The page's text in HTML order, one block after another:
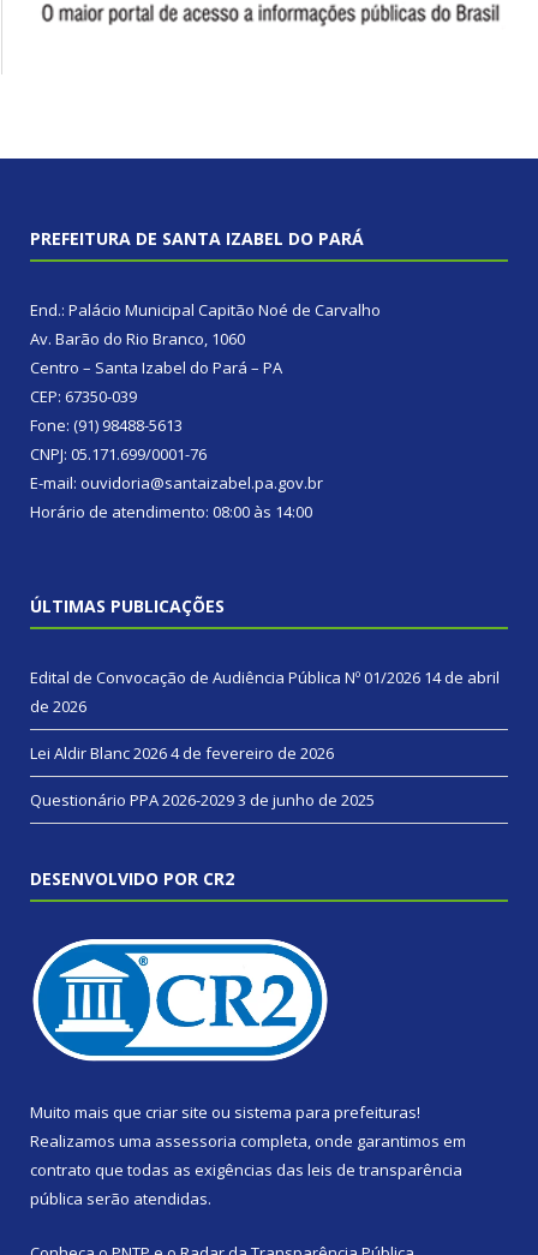
PREFEITURA DE SANTA IZABEL DO PARÁ
End.: Palácio Municipal Capitão Noé de Carvalho
Av. Barão do Rio Branco, 1060
Centro – Santa Izabel do Pará – PA
CEP: 67350-039
Fone: (91) 98488-5613
CNPJ: 05.171.699/0001-76
E-mail: ouvidoria@santaizabel.pa.gov.br
Horário de atendimento: 08:00 às 14:00
ÚLTIMAS PUBLICAÇÕES
Edital de Convocação de Audiência Pública Nº 01/2026 14 de abril
de 2026
Lei Aldir Blanc 20264 de fevereiro de 2026
Questionário PPA 2026-20293 de junho de 2025
DESENVOLVIDO POR CR2
Muito mais que criar site ou sistema para prefeituras!
Realizamos uma assessoria completa, onde garantimos em
contrato que todas as exigências das leis de transparência
pública serão atendidas.